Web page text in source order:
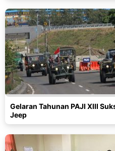
Gelaran Tahunan PAJI XIII
Jeep